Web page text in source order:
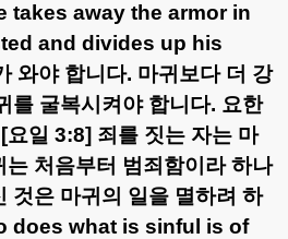
takes away the armor in
and divides up his
와야 합니다. 마귀보다 더 강
를 굴복시켜야 합니다. 요한
[요일 3:8] 죄를 짓는 자는 마
처음부터 범죄함이라 하나
것은 마귀의 일을 멸하려 하
does what is sinful is of